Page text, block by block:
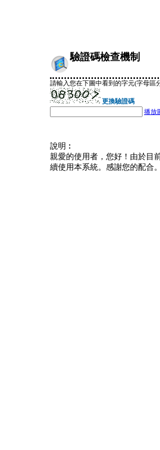
驗證碼檢查機制
請輸入您在下圖中看到的字元(字母區
更換驗證碼
播放
說明︰
親愛的使用者，您好！由於目
續使用本系統。感謝您的配合。